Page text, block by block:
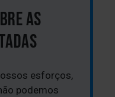
AS
esforços,
podemos